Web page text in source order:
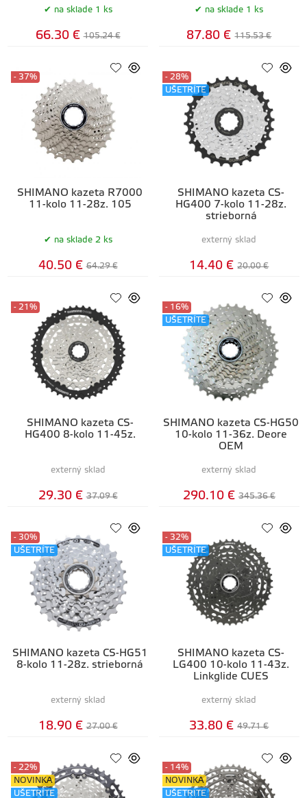
na sklade 1 ks
66.30 € 105.24 €
na sklade 1 ks
87.80 € 115.53 €
SHIMANO kazeta R7000
11-kolo 11-28z. 105
- 37%
na sklade 2 ks
40.50 € 64.29 €
SHIMANO kazeta CS-
HG400 7-kolo 11-28z.
strieborná
- 28%
UŠETRÍTE
externý sklad
14.40 € 20.00 €
SHIMANO kazeta CS-
HG400 8-kolo 11-45z.
- 21%
externý sklad
29.30 € 37.09 €
SHIMANO kazeta CS-HG50
10-kolo 11-36z. Deore
OEM
- 16%
UŠETRÍTE
externý sklad
290.10 € 345.36 €
SHIMANO kazeta CS-HG51
8-kolo 11-28z. strieborná
- 30%
UŠETRÍTE
externý sklad
18.90 € 27.00 €
SHIMANO kazeta CS-
LG400 10-kolo 11-43z.
Linkglide CUES
- 32%
UŠETRÍTE
externý sklad
33.80 € 49.71 €
- 22%
NOVINKA
UŠETRÍTE
- 14%
NOVINKA
UŠETRÍTE